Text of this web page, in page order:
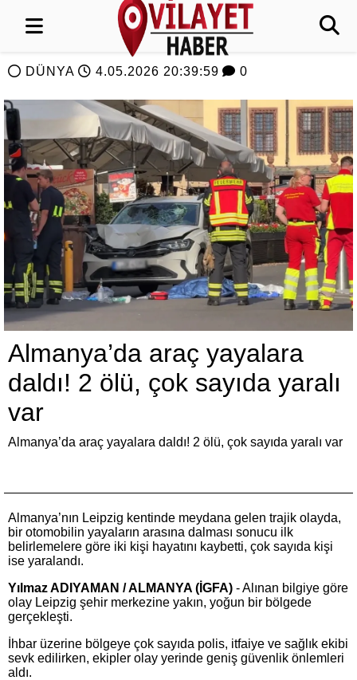
DÜNYA 4.05.2026 20:39:59 0
Almanya’da araç yayalara
daldı! 2 ölü, çok sayıda yaralı
var
Almanya’da araç yayalara daldı! 2 ölü, çok sayıda yaralı var
Almanya’nın Leipzig kentinde meydana gelen trajik olayda,
bir otomobilin yayaların arasına dalması sonucu ilk
belirlemelere göre iki kişi hayatını kaybetti, çok sayıda kişi
ise yaralandı.
Yılmaz ADIYAMAN / ALMANYA (İGFA) - Alınan bilgiye göre
olay Leipzig şehir merkezine yakın, yoğun bir bölgede
gerçekleşti.
İhbar üzerine bölgeye çok sayıda polis, itfaiye ve sağlık ekibi
sevk edilirken, ekipler olay yerinde geniş güvenlik önlemleri
aldı.